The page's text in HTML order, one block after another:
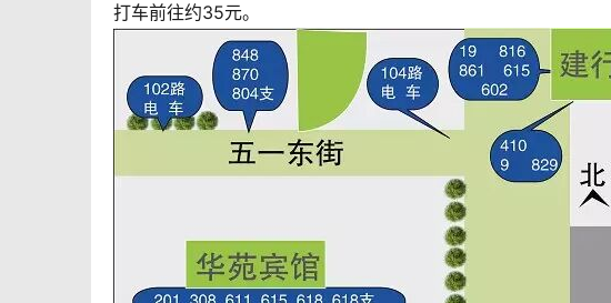
打车前往约35元。